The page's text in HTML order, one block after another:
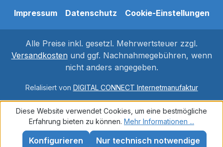
Impressum Datenschutz Cookie-Einstellungen
Alle Preise inkl. gesetzl. Mehrwertsteuer zzgl.
Versandkostenund ggf. Nachnahmegebühren, wenn
nicht anders angegeben.
Relalisiert von DIGITAL CONNECT Internetmanufaktur
Diese Website verwendet Cookies, um eine bestmögliche
Erfahrung bieten zu können. Mehr Informationen ...
Nur technisch notwendige
Konfigurieren